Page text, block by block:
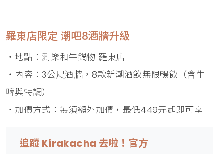
羅東店限定 潮吧8酒牆升級
・地點：涮樂和牛鍋物 羅東店
・內容：3公尺酒牆，8款新潮酒飲無限暢飲（含生
啤與特調）
・加價方式：無須額外加價，最低449元起即可享
追蹤 Kirakacha 去啦！官方